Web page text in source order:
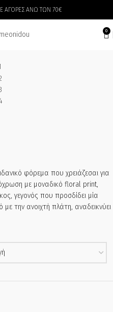
ΑΓΟΡΕΣ ΑΝΩ ΤΩΝ 70€
0
φόρεμα που χρειάζεσαι για
με μοναδικό floral print,
γεγονός που προσδίδει μία
την ανοιχτή πλάτη, αναδεικνύει